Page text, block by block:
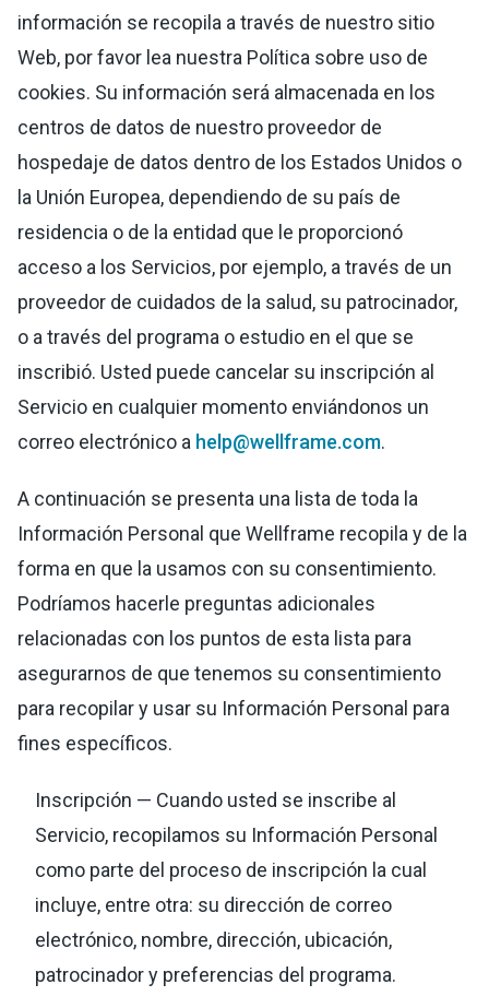
información se recopila a través de nuestro sitio
Web, por favor lea nuestra Política sobre uso de
cookies. Su información será almacenada en los
centros de datos de nuestro proveedor de
hospedaje de datos dentro de los Estados Unidos o
la Unión Europea, dependiendo de su país de
residencia o de la entidad que le proporcionó
acceso a los Servicios, por ejemplo, a través de un
proveedor de cuidados de la salud, su patrocinador,
o a través del programa o estudio en el que se
inscribió. Usted puede cancelar su inscripción al
Servicio en cualquier momento enviándonos un
correo electrónico a help@wellframe.com.
A continuación se presenta una lista de toda la
Información Personal que Wellframe recopila y de la
forma en que la usamos con su consentimiento.
Podríamos hacerle preguntas adicionales
relacionadas con los puntos de esta lista para
asegurarnos de que tenemos su consentimiento
para recopilar y usar su Información Personal para
fines específicos.
Inscripción — Cuando usted se inscribe al
Servicio, recopilamos su Información Personal
como parte del proceso de inscripción la cual
incluye, entre otra: su dirección de correo
electrónico, nombre, dirección, ubicación,
patrocinador y preferencias del programa.